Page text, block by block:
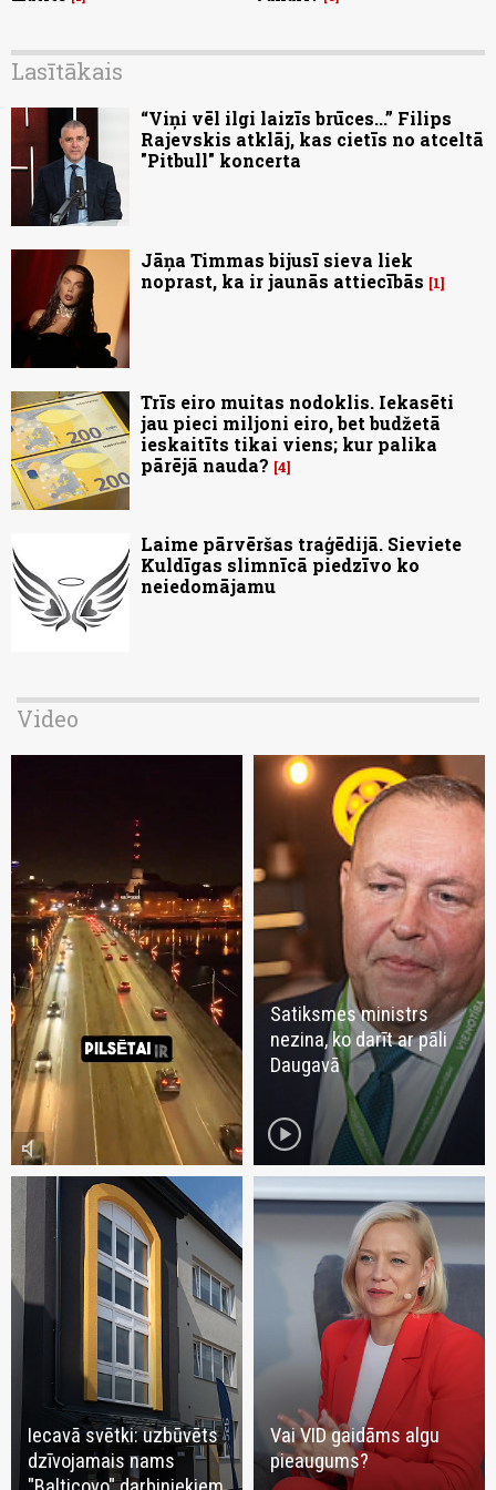
Lasītākais
“Viņi vēl ilgi laizīs brūces...” Filips
Rajevskis atklāj, kas cietīs no atceltā
"Pitbull" koncerta
Jāņa Timmas bijusī sieva liek
noprast, ka ir jaunās attiecībās
1
Trīs eiro muitas nodoklis. Iekasēti
jau pieci miljoni eiro, bet budžetā
ieskaitīts tikai viens; kur palika
pārējā nauda? 4
Laime pārvēršas traģēdijā. Sieviete
Kuldīgas slimnīcā piedzīvo ko
neiedomājamu
Video
volume_mute
Satiksmes ministrs
nezina, ko darīt ar pāli
Daugavā
play_circle
Iecavā svētki: uzbūvēts
dzīvojamais nams
Vai VID gaidāms algu
pieaugums?